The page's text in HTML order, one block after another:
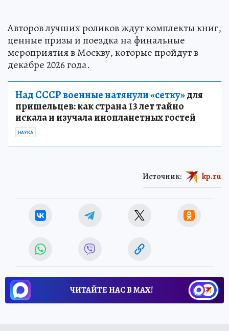
Авторов лучших роликов ждут комплекты книг,
ценные призы и поездка на финальные
мероприятия в Москву, которые пройдут в
декабре 2026 года.
Над СССР военные натянули «сетку»для
пришельцев: как страна 13 лет тайно
искала и изучала инопланетных гостей
НАУКА
Источник: kp.ru
ЧИТАЙТЕ НАС В МАХ!